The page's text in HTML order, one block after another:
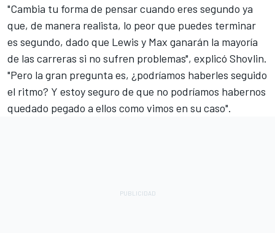
"Cambia tu forma de pensar cuando eres segundo ya
que, de manera realista, lo peor que puedes terminar
es segundo, dado que Lewis y Max ganarán la mayoría
de las carreras si no sufren problemas", explicó Shovlin.
"Pero la gran pregunta es, ¿podríamos haberles seguido
el ritmo? Y estoy seguro de que no podríamos habernos
quedado pegado a ellos como vimos en su caso".